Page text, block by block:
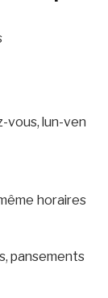
vous, lun-ven
horaires
pansements